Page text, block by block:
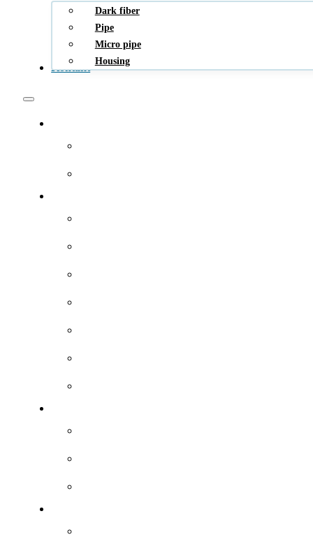
Dark fiber
Pipe
Micro pipe
Housing
Kontakt